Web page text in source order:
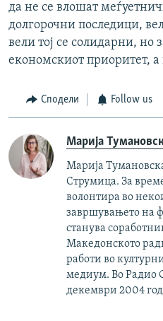
да не се влошат
долгорочни последици,
вели тој се солидарни, но
економскиот приоритет,
Сподели Follow us
Марија
Марија
Струмица. За
волонтира во
завршувањето на
станува
Македонското
работи во
медиум. Во Радио
декември 2004